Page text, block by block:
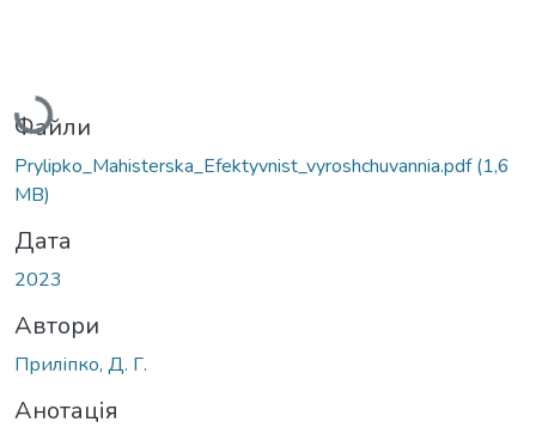
Вантажиться...
Файли
Prylipko_Mahisterska_Efektyvnist_vyroshchuvannia.pdf(1,6
MB)
Дата
2023
Автори
Приліпко, Д. Г.
Анотація